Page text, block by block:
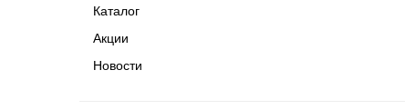
Каталог
Акции
Новости